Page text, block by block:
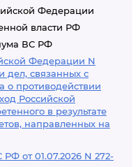
Федерации
власти РФ
ВС РФ
Федерации N
дел, связанных с
о противодействии
Российской
в результате
направленных на
от 01.07.2026 N 272-